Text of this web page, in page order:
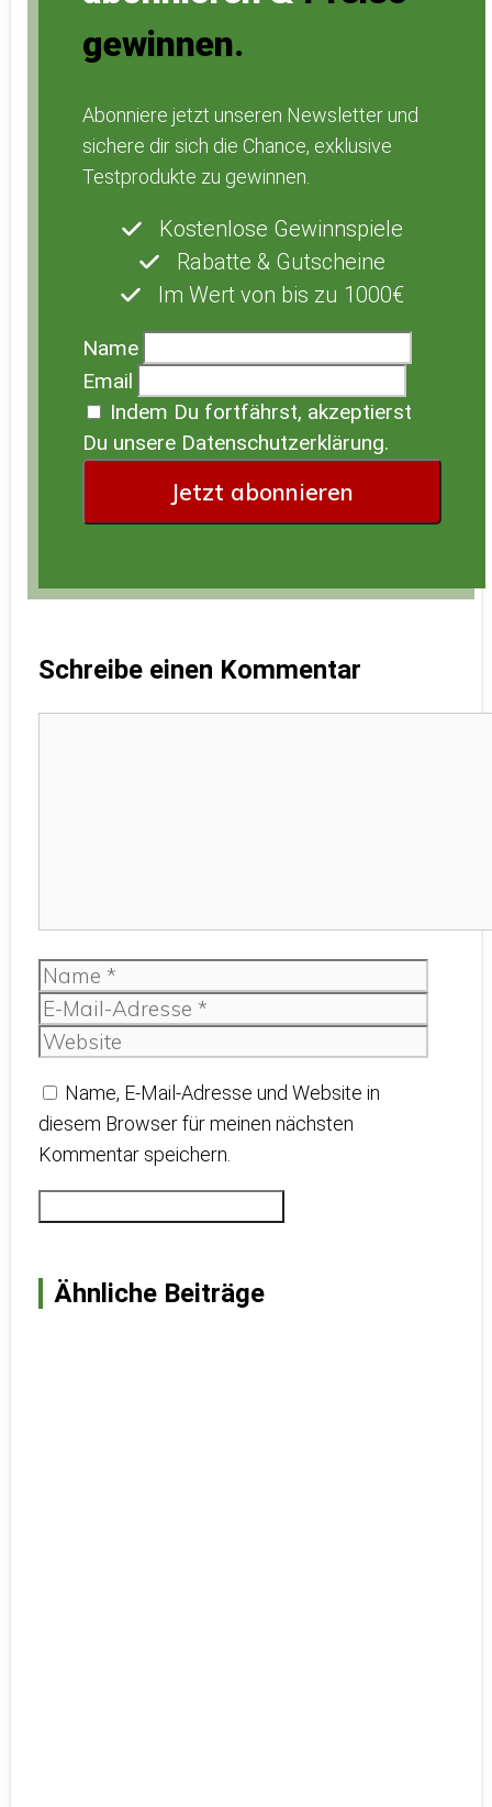
gewinnen.
Abonniere jetzt unseren Newsletter und
sichere dir sich die Chance, exklusive
Testprodukte zu gewinnen.
Kostenlose Gewinnspiele
Rabatte & Gutscheine
Im Wert von bis zu 1000€
Name
Email
Indem Du fortfährst, akzeptierst
Du unsere Datenschutzerklärung.
Schreibe einen Kommentar
Name
Name, E-Mail-Adresse und Website in
diesem Browser für meinen nächsten
Kommentar speichern.
Ähnliche Beiträge